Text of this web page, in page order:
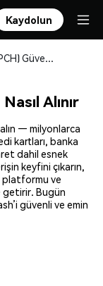
Kaydolun
Opticash (OPCH) Güvenle Satın Alın ve Saklayın
Alınır
— milyonlarca
kartları, banka
dahil esnek
keyfini çıkarın,
platformu ve
getirir. Bugün
güvenli ve emin